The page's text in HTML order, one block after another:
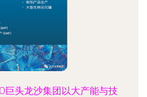
巨头龙沙集团以大产能与技